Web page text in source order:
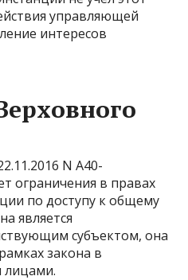
управляющей
интересов
N А40-
ограничения в правах
по доступу к общему
является
субъектом, она
закона в
лицами.